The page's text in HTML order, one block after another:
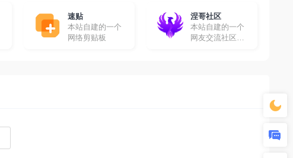
速贴
本站自建的一个
网络剪贴板
涅哥社区
本站自建的一个
网友交流社区，